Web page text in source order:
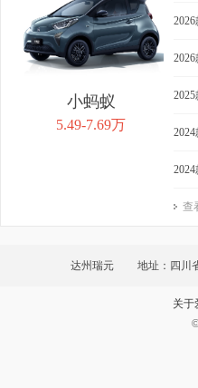
小蚂蚁
5.49-7.69万
查
达州瑞元 地址：四川
关于